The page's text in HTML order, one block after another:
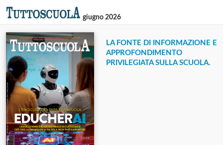
giugno 2026
LA FONTE DI INFORMAZIONE E
APPROFONDIMENTO
PRIVILEGIATA SULLA SCUOLA.